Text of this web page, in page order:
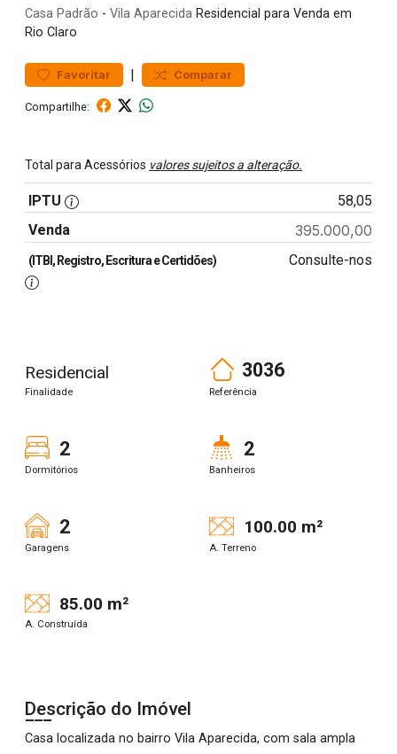
Casa Padrão - Vila Aparecida Residencial para Venda em
Rio Claro
Favoritar | Comparar
Compartilhe:
Total para Acessórios valores sujeitos a alteração.
IPTU
58,05
Venda
395.000,00
(ITBI, Registro, Escritura e Certidões) Consulte-nos
Residencial
Finalidade
3036
Referência
2
Dormitórios
2
Banheiros
2
Garagens
100.00 m²
A. Terreno
85.00 m²
A. Construída
Descrição do Imóvel
Casa localizada no bairro Vila Aparecida, com sala ampla